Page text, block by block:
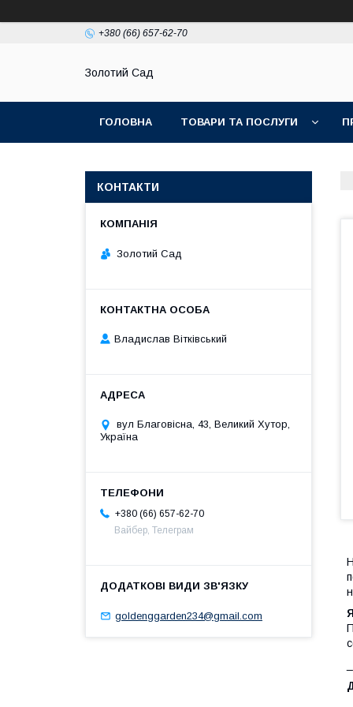
+380 (66) 657-62-70
Золотий Сад
ГОЛОВНА ТОВАРИ ТА ПОСЛУГИ
КОНТАКТИ
Золотий Сад
Владислав Вітківський
вул Благовісна, 43, Великий Хутор,
Україна
+380 (66) 657-62-70
Вайбер, Телеграм
goldenggarden234@gmail.com